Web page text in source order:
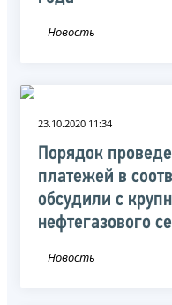
Новость
23.10.2020 11:34
Порядок
платежей в
обсудили с
нефтегазового
Новость